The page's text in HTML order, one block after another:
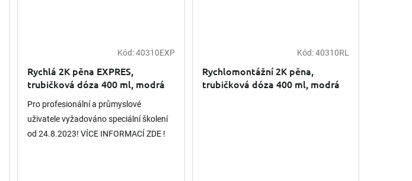
Kód:40310EXP
Rychlá 2K pěna EXPRES,
trubičková dóza 400 ml, modrá
Pro profesionální a průmyslové
uživatele vyžadováno speciální školení
od 24.8.2023! VÍCE INFORMACÍ ZDE !
Kód:40310RL
Rychlomontážní 2K pěna,
trubičková dóza 400 ml, modrá